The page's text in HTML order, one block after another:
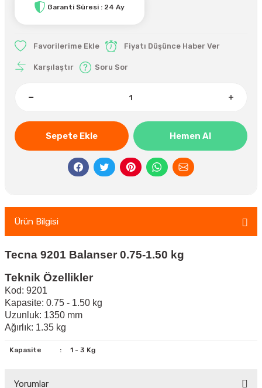
Garanti Süresi : 24 Ay
Fiyatı Düşünce Haber Ver
Karşılaştır Soru Sor
Sepete Ekle Hemen Al
Ürün Bilgisi
Tecna 9201 Balanser 0.75-1.50 kg
Teknik Özellikler
Kod: 9201
Kapasite: 0.75 - 1.50 kg
Uzunluk: 1350 mm
Ağırlık: 1.35 kg
Kapasite : 1 - 3 Kg
Yorumlar